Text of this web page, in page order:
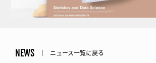
NEWS ニュース一覧に戻る